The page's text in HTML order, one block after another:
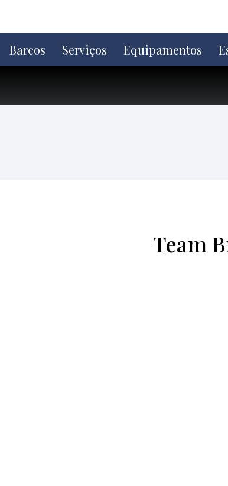
o
conteúdo
Barcos Serviços Equipamentos
Team